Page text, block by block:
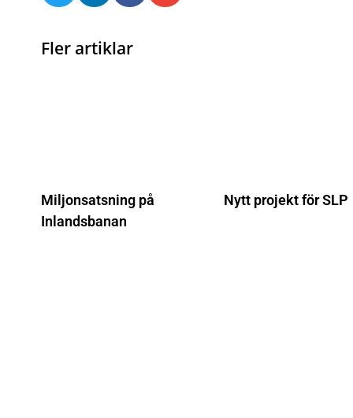
Fler artiklar
Miljonsatsning på
Inlandsbanan
Nytt projekt för SLP